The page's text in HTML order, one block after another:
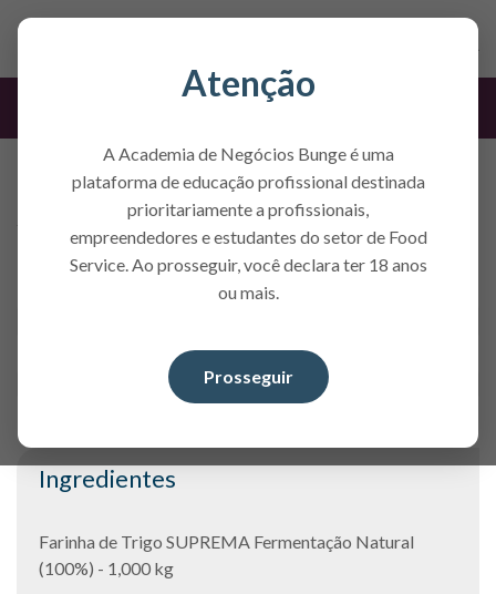
Atenção
A Academia de Negócios Bunge é uma
plataforma de educação profissional destinada
prioritariamente a profissionais,
empreendedores e estudantes do setor de Food
Service. Ao prosseguir, você declara ter 18 anos
ou mais.
Prosseguir
Receita
Ciabatta
Tempo de preparo
240 minutos
Rendimento
8 pães de 200gr cada unidades
Ingredientes
Farinha de Trigo SUPREMA Fermentação Natural
(100%) - 1,000 kg